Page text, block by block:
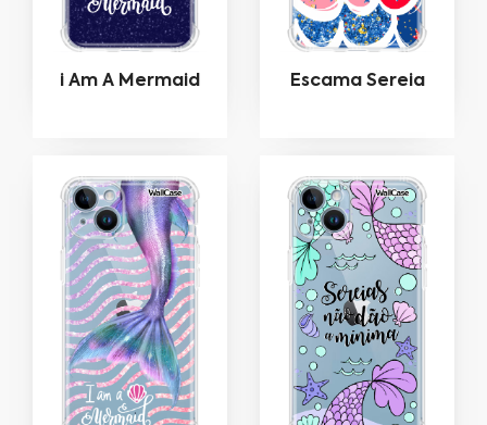
i Am A Mermaid Escama Sereia